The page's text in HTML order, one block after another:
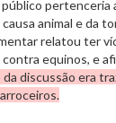
pertenceria
animal e da
relatou ter
equinos, e
discussão era